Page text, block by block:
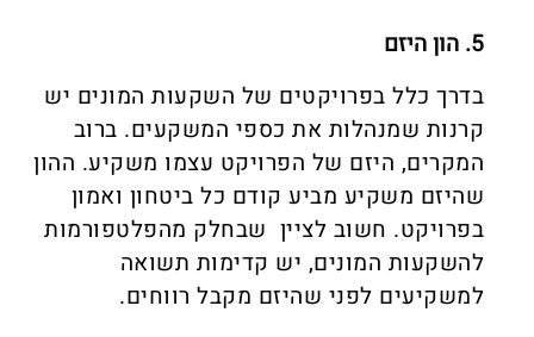
5. הון היזם
בדרך כלל בפרויקטים של השקעות המונים יש
קרנות שמנהלות את כספי המשקעים. ברוב
המקרים, היזם של הפרויקט עצמו משקיע. ההון
שהיזם משקיע מביע קודם כל ביטחון ואמון
בפרויקט. חשוב לציין שבחלק מהפלטפורמות
להשקעות המונים, יש קדימות תשואה
למשקיעים לפני שהיזם מקבל רווחים.